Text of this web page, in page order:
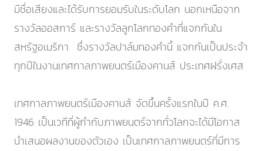
มีชื่อเสียงและได้รับการยอมรับในระดับโลก นอกเหนือจาก
รางวัลออสการ์ และรางวัลลูกโลกทองคำที่แจกกันใน
สหรัฐอเมริกา ซึ่งรางวัลปาล์มทองคำนี้ แจกกันเป็นประจำ
ทุกปีในงานเทศกาลภาพยนตร์เมืองคานส์ ประเทศฝรั่งเศส
เทศกาลภาพยนตร์เมืองคานส์ จัดขึ้นครั้งแรกในปี ค.ศ.
1946 เป็นเวทีที่ผู้กำกับภาพยนตร์จากทั่วโลกจะได้มีโอกาส
นำเสนอผลงานของตัวเอง เป็นเทศกาลภาพยนตร์ที่มีการ